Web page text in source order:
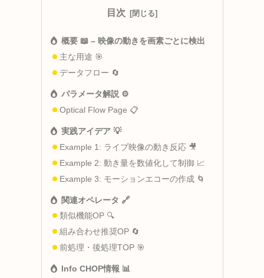
目次
概要 📖 – 映像の動きを画素ごとに検出
主な用途 🎯
データフロー 🔄
パラメータ解説 ⚙️
Optical Flow Page 📋
実践アイデア 💡
Example 1: ライブ映像の動き反応 🎥
Example 2: 動き量を数値化して制御 📈
Example 3: モーションエコーの作成 🌀
関連オペレータ 🔗
類似機能OP 🔍
組み合わせ推奨OP 🔄
前処理・後処理TOP 🎯
Info CHOP情報 📊